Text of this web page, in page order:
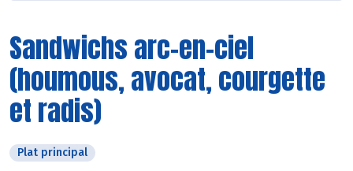
Sandwichs arc-en-ciel
(houmous, avocat, courgette
et radis)
Plat principal